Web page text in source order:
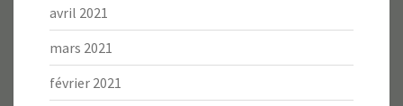
avril 2021
mars 2021
février 2021